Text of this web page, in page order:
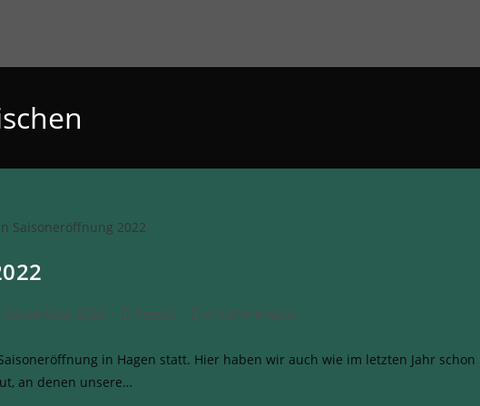
September 2022 Presse 0 Kommentare
in Hagen statt. Hier haben wir auch wie im letzten Jahr
an denen unsere…